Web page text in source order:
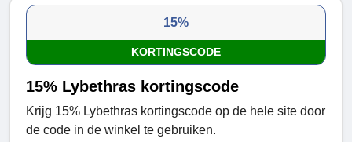
15%
KORTINGSCODE
15% Lybethras kortingscode
Krijg 15% Lybethras kortingscode op de hele site door
de code in de winkel te gebruiken.